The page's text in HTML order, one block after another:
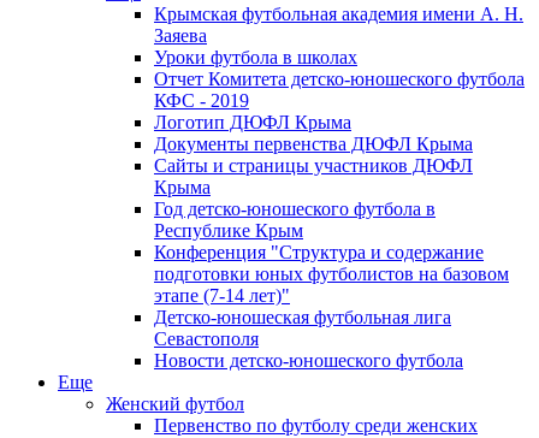
Крымская футбольная академия имени А. Н.
Заяева
Уроки футбола в школах
Отчет Комитета детско-юношеского футбола
КФС - 2019
Логотип ДЮФЛ Крыма
Документы первенства ДЮФЛ Крыма
Сайты и страницы участников ДЮФЛ
Крыма
Год детско-юношеского футбола в
Республике Крым
Конференция "Структура и содержание
подготовки юных футболистов на базовом
этапе (7-14 лет)"
Детско-юношеская футбольная лига
Севастополя
Новости детско-юношеского футбола
Еще
Женский футбол
Первенство по футболу среди женских